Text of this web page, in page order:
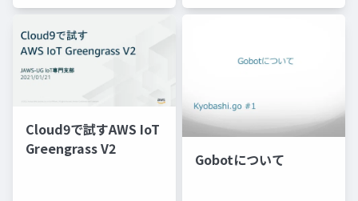
Cloud9で試すAWS IoT
Greengrass V2
Gobotについて